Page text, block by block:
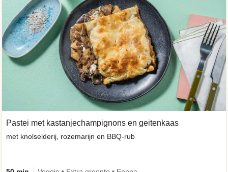
Pastei met kastanjechampignons en geitenkaas
met knolselderij, rozemarijn en BBQ-rub